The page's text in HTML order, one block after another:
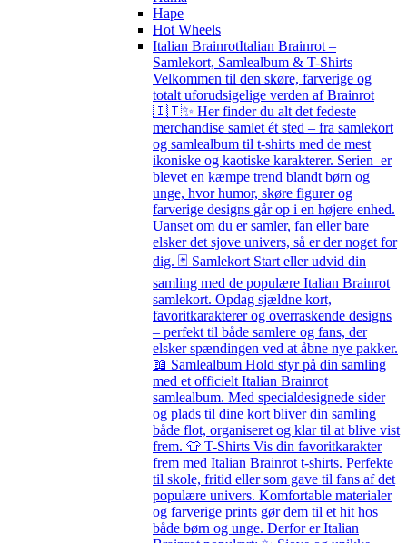
Hape
Hot Wheels
Italian BrainrotItalian Brainrot –
Samlekort, Samlealbum & T-Shirts
Velkommen til den skøre, farverige og
totalt uforudsigelige verden af Brainrot
🇮🇹✨ Her finder du alt det fedeste
merchandise samlet ét sted – fra samlekort
og samlealbum til t-shirts med de mest
ikoniske og kaotiske karakterer. Serien er
blevet en kæmpe trend blandt børn og
unge, hvor humor, skøre figurer og
farverige designs går op i en højere enhed.
Uanset om du er samler, fan eller bare
elsker det sjove univers, så er der noget for
dig. 🃏 Samlekort Start eller udvid din
samling med de populære Italian Brainrot
samlekort. Opdag sjældne kort,
favoritkarakterer og overraskende designs
– perfekt til både samlere og fans, der
elsker spændingen ved at åbne nye pakker.
📖 Samlealbum Hold styr på din samling
med et officielt Italian Brainrot
samlealbum. Med specialdesignede sider
og plads til dine kort bliver din samling
både flot, organiseret og klar til at blive vist
frem. 👕 T-Shirts Vis din favoritkarakter
frem med Italian Brainrot t-shirts. Perfekte
til skole, fritid eller som gave til fans af det
populære univers. Komfortable materialer
og farverige prints gør dem til et hit hos
både børn og unge. Derfor er Italian